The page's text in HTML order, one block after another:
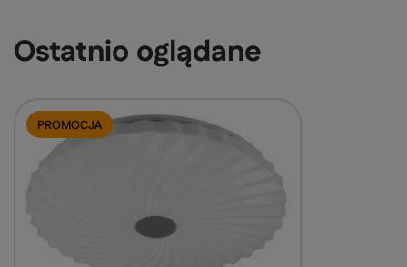
Ostatnio oglądane
PROMOCJA